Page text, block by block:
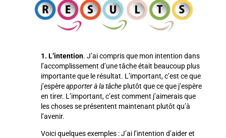
1. L’intention. J’ai compris que mon intention dans
l’accomplissement d’une tâche était beaucoup plus
importante que le résultat. L’important, c’est ce que
j’espèreapporter à la tâcheplutôt que ce que j’espère
en tirer. L’important, c’est comment j’aimerais que
les choses se présentent maintenant plutôt qu’à
l’avenir.
Voici quelques exemples : J’ai l’intention d’aider et